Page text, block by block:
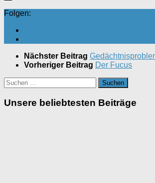
Folgen:
Nächster Beitrag
Vorheriger Beitrag Der Fucus
Suchen
nach:
Unsere beliebtesten Beiträge